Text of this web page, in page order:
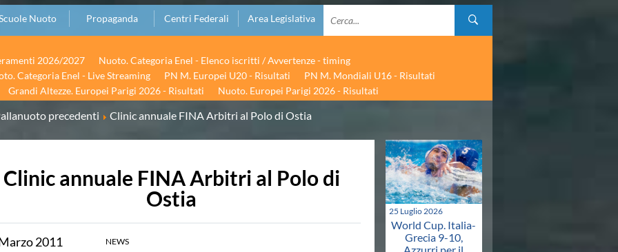
Nuoto Propaganda Centri Federali Area Legislativa
2026/2027
Nuoto. Categoria Enel - Elenco iscritti / Avvertenze - timing
Categoria Enel - Live Streaming PN M. Europei U20 - Risultati
PN M. Mondiali U16 - Risultati
Grandi Altezze. Europei Parigi 2026 - Risultati Nuoto. Europei Parigi 2026 - Risultati
precedenti Clinic annuale FINA Arbitri al Polo di Ostia
Clinic annuale FINA Arbitri al Polo di
Ostia
2011
NEWS
25 Luglio 2026
World Cup. Italia-
Grecia 9-10,